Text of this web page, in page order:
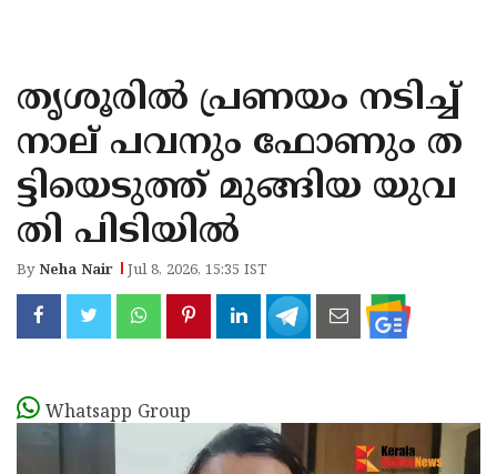
KANNUR
KASARAGOD
തൃശൂരിൽ പ്രണയം നടിച്ച്
നാല് പവനും ഫോണും ത
ട്ടിയെടുത്ത് മുങ്ങിയ യുവ
തി പിടിയിൽ
ByNeha Nair Jul 8, 2026, 15:35 IST
Whatsapp Group